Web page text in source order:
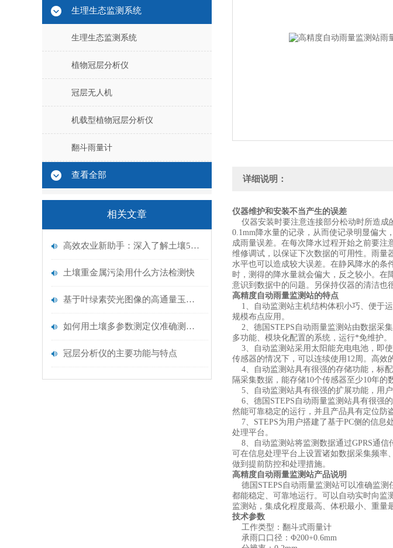
生理生态监测系统
生理生态监测系统
植物冠层分析仪
冠层无人机
机载型植物冠层分析仪
翻斗雨量计
查看全部
相关文章
高效农业新助手：深入了解土壤5合1多参数测量仪如何一站式解决土壤分析需求
土壤重金属污染用什么方法检测快
基于叶绿素荧光图像的高通量玉米图像分割和性状提取
如何用土壤多参数测定仪准确测定土壤多参数和土壤温度
冠层分析仪的主要功能与特点
详细说明：
仪器维护和安装不当产生的误差
仪器安装时要注意连接部分松动时所造成
0.1mm降水量的记录，从而使记录明显偏大
成雨量误差。在每次降水过程开始之前要
维修调试，以保证下次数据的可用性。雨量
水平也可以造成较大误差。在静风降水的条
时，测得的降水量就会偏大，反之较小。
意识到数据中的问题。另保持仪器的清洁也
高精度自动雨量监测站的特点
1、自动监测站主机结构体积小巧、便于
规模布点应用。
2、德国STEPS自动雨量监测站由数据采
多功能、模块化配置的系统，运行*免维护。
3、自动监测站采用太阳能充电电池，即
传感器的情况下，可以连续使用12周。高效
4、自动监测站具有很强的存储功能，标
隔采集数据，能存储10个传感器至少10年的
5、自动监测站具有很强的扩展功能，用
6、德国STEPS自动雨量监测站具有很强
然能可靠稳定的运行，并且产品具有定位防
7、STEPS为用户搭建了基于PC侧的信息
处理平台。
8、自动监测站将监测数据通过GPRS通信
可在信息处理平台上设置诸如数据采集频率
做到提前防控和处理措施。
高精度自动雨量监测站产品说明
德国STEPS自动雨量监测站可以准确监测
都能稳定、可靠地运行。可以自动实时向监
监测站，集成化程度最高、体积最小、重量
技术参数
工作类型：翻斗式雨量计
承雨口口径：Φ200+0.6mm